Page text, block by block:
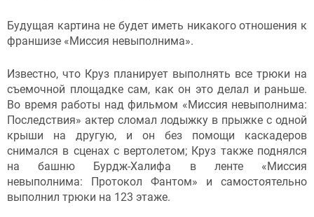
Будущая картина не будет иметь никакого отношения к
франшизе «Миссия невыполнима».
Известно, что Круз планирует выполнять все трюки на
съемочной площадке сам, как он это делал и раньше.
Во время работы над фильмом «Миссия невыполнима:
Последствия» актер сломал лодыжку в прыжке с одной
крыши на другую, и он без помощи каскадеров
снимался в сценах с вертолетом; Круз также поднялся
на башню Бурдж-Халифа в ленте «Миссия
невыполнима: Протокол Фантом» и самостоятельно
выполнил трюки на 123 этаже.